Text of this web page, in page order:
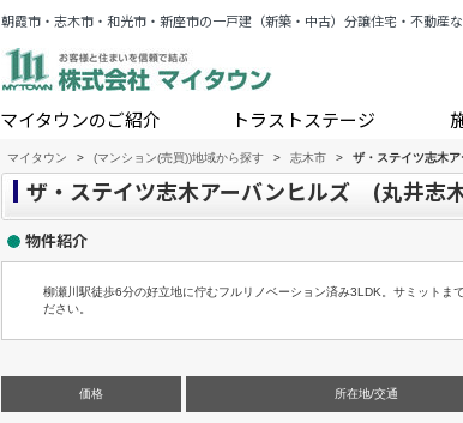
朝霞市・志木市・和光市・新座市の一戸建（新築・中古）分譲住宅・不動産な
マイタウンのご紹介 トラストステージ
マイタウン > (マンション(売買))地域から探す > 志木市 > ザ・ステイツ志木
ザ・ステイツ志木アーバンヒルズ (丸井志
物件紹介
柳瀬川駅徒歩6分の好立地に佇むフルリノベーション済み3LDK。サミット
ださい。
価格 所在地/交通